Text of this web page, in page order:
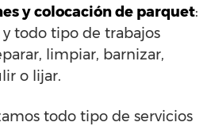
y colocación de parquet:
y todo tipo de trabajos
limpiar, barnizar,
o lijar.
todo tipo de servicios